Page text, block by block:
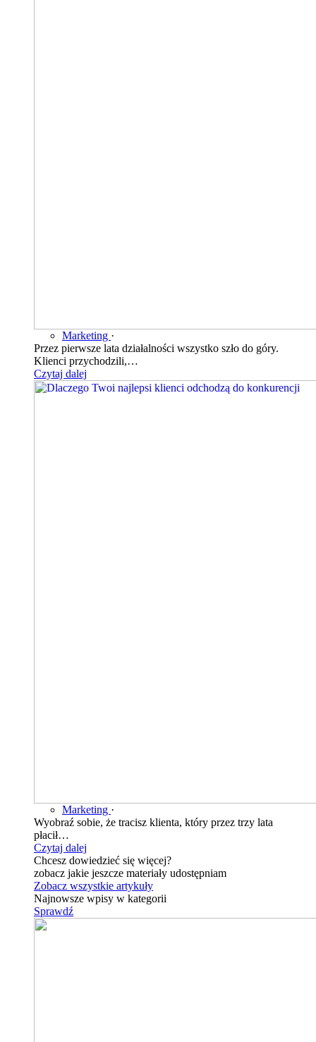
Marketing ·
Przez pierwsze lata działalności wszystko szło do góry.
Klienci przychodzili,…
Czytaj dalej
Marketing ·
Wyobraź sobie, że tracisz klienta, który przez trzy lata
płacił…
Czytaj dalej
Chcesz dowiedzieć się więcej?
zobacz jakie jeszcze materiały udostępniam
Zobacz wszystkie artykuły
Najnowsze wpisy w kategorii
Sprawdź